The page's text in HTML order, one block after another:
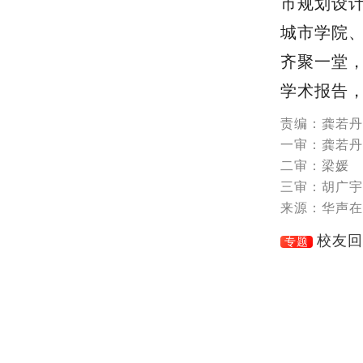
城市学院
齐聚一堂
学术报告
责编：龚若丹
一审：龚若丹
二审：梁媛
三审：胡广宇
来源：华声
专题 校友